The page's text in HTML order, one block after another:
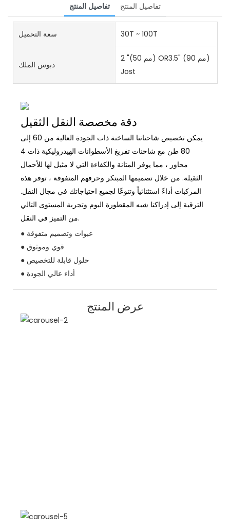
تفاصيل المنتج تفاصيل المنتج
سعة التحميل 30T ~ 100T
دبوس الملك
2 "(50 مم) OR3.5" (90 مم)
Jost
يمكن تخصيص شاحناتنا الساخنة ذات الجودة العالية من 60 إلى
80 طن مع شاحنات تفريغ الأسطوانات الهيدروليكية ذات 4
محاور ، مما يوفر المتانة والكفاءة التي لا مثيل لها للأحمال
الثقيلة. من خلال تصميمها المبتكر وحرفهم المتفوقة ، توفر هذه
المركبات أداءً استثنائياً وتنوعًا لجميع احتياجاتك في مجال النقل.
الترقية إلى إدراكنا شبه المقطورة اليوم وتجربة المستوى التالي
من التميز في النقل.
● عبوات وتصميم متفوقة
● قوي وموثوق
● حلول قابلة للتخصيص
● أداء عالي الجودة
عرض المنتج